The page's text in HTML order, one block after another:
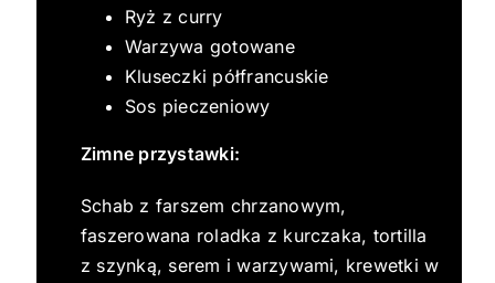
Ryż z curry
Warzywa gotowane
Kluseczki półfrancuskie
Sos pieczeniowy
Zimne przystawki:
Schab z farszem chrzanowym,
faszerowana roladka z kurczaka, tortilla
z szynką, serem i warzywami, krewetki w